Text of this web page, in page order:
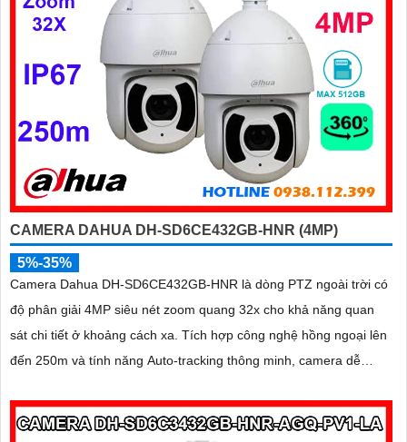
CAMERA DAHUA DH-SD6CE432GB-HNR (4MP)
5%-35%
Camera Dahua DH-SD6CE432GB-HNR là dòng PTZ ngoài trời có
độ phân giải 4MP siêu nét zoom quang 32x cho khả năng quan
sát chi tiết ở khoảng cách xa. Tích hợp công nghệ hồng ngoại lên
đến 250m và tính năng Auto-tracking thông minh, camera dễ